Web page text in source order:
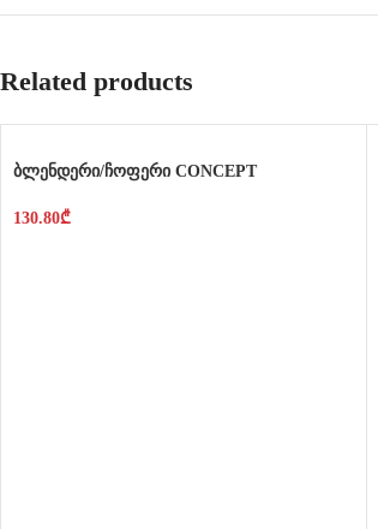
Related products
ბლენდერი/ჩოფერი CONCEPT
130.80₾